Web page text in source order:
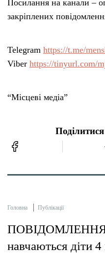
Посилання на канали –
закріплених
Telegram https://t.me/
Viber https://tinyurl.com/
“Місцеві медіа”
Головна Публікації
ПОВІДОМЛЕННЯ
навчаються діти